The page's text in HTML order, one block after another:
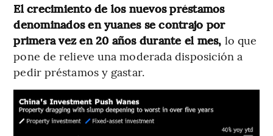
El crecimiento de los nuevos préstamos
denominados en yuanes se contrajo por
primera vez en 20 años durante el mes, lo que
pone de relieve una moderada disposición a
pedir préstamos y gastar.